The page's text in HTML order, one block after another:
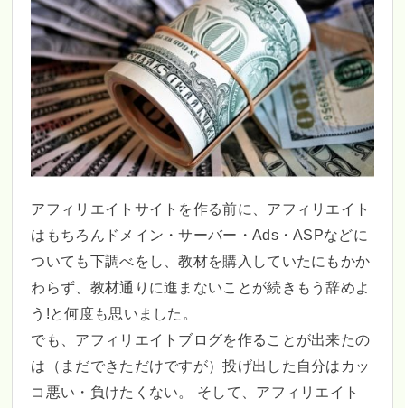
アフィリエイトサイトを作る前に、アフィリエイト
はもちろんドメイン・サーバー・Ads・ASPなどに
ついても下調べをし、教材を購入していたにもかか
わらず、教材通りに進まないことが続きもう辞めよ
う!と何度も思いました。
でも、アフィリエイトブログを作ることが出来たの
は（まだできただけですが）投げ出した自分はカッ
コ悪い・負けたくない。 そして、アフィリエイト